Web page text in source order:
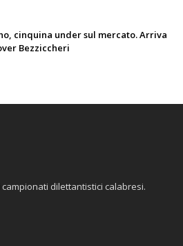
cinquina under sul mercato. Arriva
Bezziccheri
dilettantistici calabresi.